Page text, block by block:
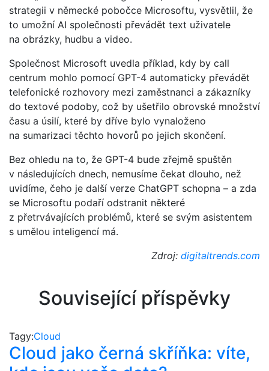
strategii v německé pobočce Microsoftu, vysvětlil, že
to umožní AI společnosti převádět text uživatele
na obrázky, hudbu a video.
Společnost Microsoft uvedla příklad, kdy by call
centrum mohlo pomocí GPT-4 automaticky převádět
telefonické rozhovory mezi zaměstnanci a zákazníky
do textové podoby, což by ušetřilo obrovské množství
času a úsilí, které by dříve bylo vynaloženo
na sumarizaci těchto hovorů po jejich skončení.
Bez ohledu na to, že GPT-4 bude zřejmě spuštěn
v následujících dnech, nemusíme čekat dlouho, než
uvidíme, čeho je další verze ChatGPT schopna – a zda
se Microsoftu podaří odstranit některé
z přetrvávajících problémů, které se svým asistentem
s umělou inteligencí má.
Zdroj: digitaltrends.com
Související příspěvky
Tagy:Cloud
Cloud jako černá skříňka: víte,